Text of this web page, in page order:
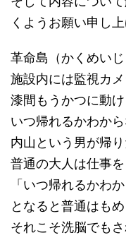
くようお願い申し上
革命島（かくめい
施設内には監視カメ
漆間もうかつに動け
いつ帰れるかわか
内山という男が帰り
普通の大人は仕事を
「いつ帰れるかわか
となると普通はもめ
それこそ洗脳でも